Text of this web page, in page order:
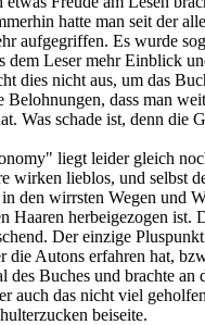
hatte man seit der
aufgegriffen. Es wurde
dem Leser mehr Einblick
dies nicht aus, um das
dass man
Was schade ist, denn die
liegt leider gleich
wirken lieblos, und selbst
den wirrsten Wegen und
Haaren herbeigezogen ist.
Der einzige
die Autons erfahren hat,
des Buches und brachte an
auch das nicht viel
beiseite.